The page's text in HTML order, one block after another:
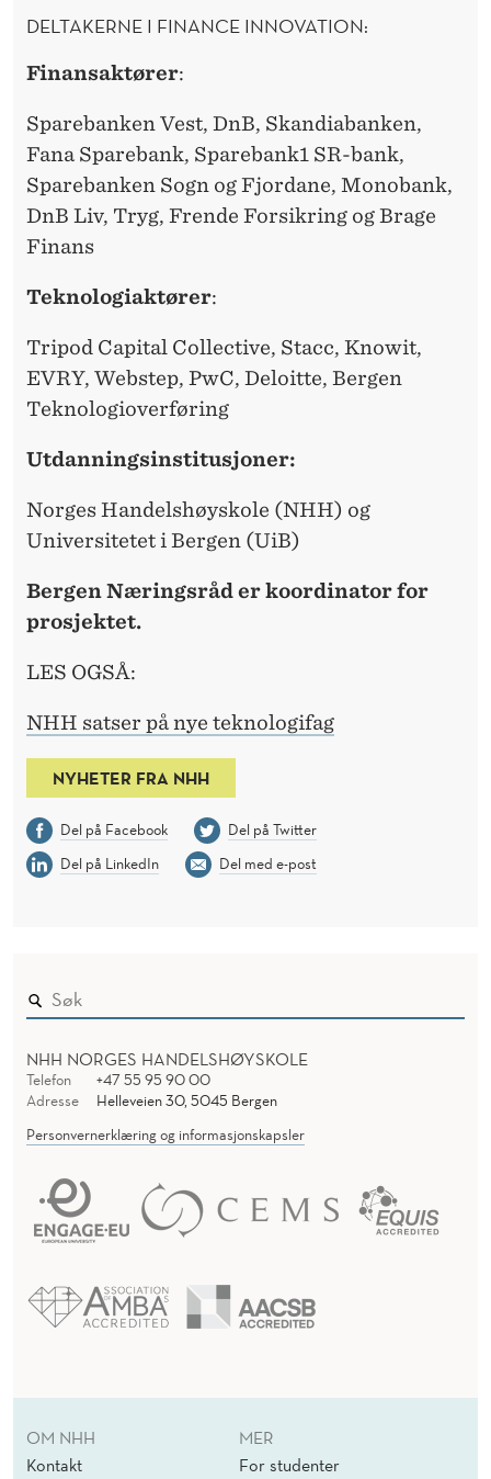
DELTAKERNE I FINANCE INNOVATION:
Finansaktører:
Sparebanken Vest, DnB, Skandiabanken,
Fana Sparebank, Sparebank1 SR-bank,
Sparebanken Sogn og Fjordane, Monobank,
DnB Liv, Tryg, Frende Forsikring og Brage
Finans
Teknologiaktører:
Tripod Capital Collective, Stacc, Knowit,
EVRY, Webstep, PwC, Deloitte, Bergen
Teknologioverføring
Utdanningsinstitusjoner:
Norges Handelshøyskole (NHH) og
Universitetet i Bergen (UiB)
Bergen Næringsråd er koordinator for
prosjektet.
LES OGSÅ:
NHH satser på nye teknologifag
NYHETER FRA NHH
Del på Facebook
Del på Twitter
Del på LinkedIn
Del med e-post
NHH NORGES HANDELSHØYSKOLE
Telefon
+47 55 95 90 00
Adresse
Helleveien 30, 5045 Bergen
Personvernerklæring og informasjonskapsler
OM NHH
Kontakt
MER
For studenter